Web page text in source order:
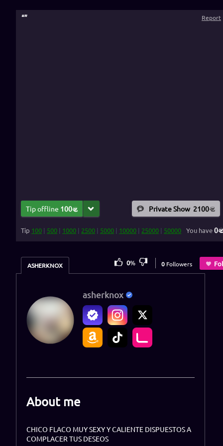
“” Report
Tip offline 100 Private Show 2100
Tip 100 | 500 | 1000 | 2500 | 5000 | 10000 | 25000 | 50000 You have0
ASHERKNOX 0% 0 Followers
asherknox
About me
CHICO FLACO MUY SEXY Y CALIENTE DISPUESTOS A
COMPLACER TUS DESEOS